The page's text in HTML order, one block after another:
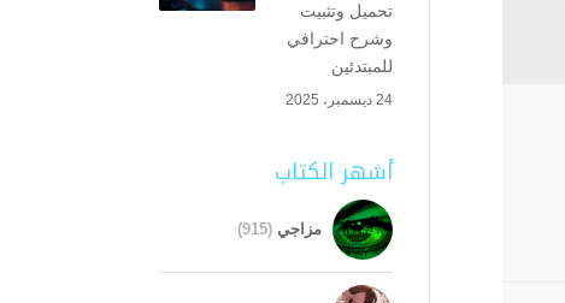
تحميل وتثبيت
وشرح احترافي
للمبتدئين
24 ديسمبر، 2025
أشهر الكتاب
مزاجي (915)